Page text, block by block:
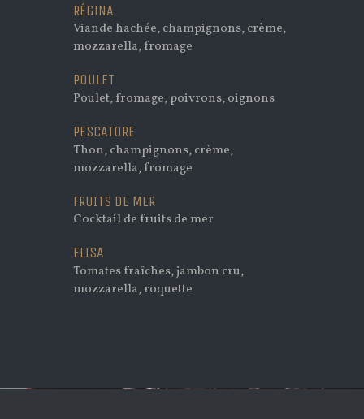
RÉGINA
Viande hachée, champignons, crème,
mozzarella, fromage
POULET
Poulet, fromage, poivrons, oignons
PESCATORE
Thon, champignons, crème,
mozzarella, fromage
FRUITS DE MER
Cocktail de fruits de mer
ELISA
Tomates fraîches, jambon cru,
mozzarella, roquette